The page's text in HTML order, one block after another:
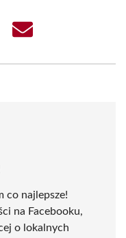
Share
co najlepsze!
na Facebooku,
o lokalnych